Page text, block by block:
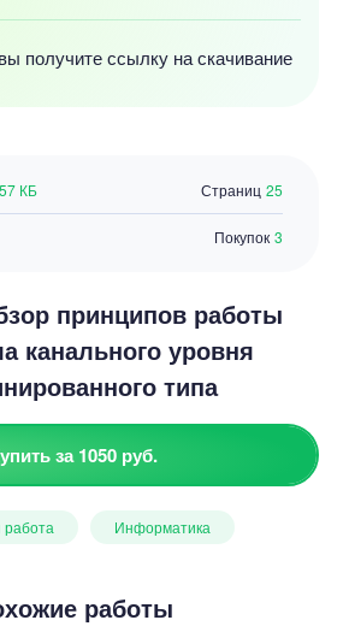
вы получите ссылку на скачивание
Страниц 25
КБ
Покупок 3
принципов работы
канального уровня
типа
за 1050 руб.
работа Информатика
работы